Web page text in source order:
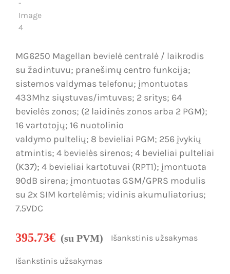
MG6250 Magellan bevielė centralė / laikrodis
su žadintuvu; pranešimų centro funkcija;
sistemos valdymas telefonu; įmontuotas
433Mhz siųstuvas/imtuvas; 2 sritys; 64
bevielės zonos; (2 laidinės zonos arba 2 PGM);
16 vartotojų; 16 nuotolinio
valdymo pultelių; 8 bevieliai PGM; 256 įvykių
atmintis; 4 bevielės sirenos; 4 bevieliai pulteliai
(K37); 4 bevieliai kartotuvai (RPT1); įmontuota
90dB sirena; įmontuotas GSM/GPRS modulis
su 2x SIM kortelėmis; vidinis akumuliatorius;
7.5VDC
395.73€ (su PVM) Išankstinis užsakymas
Išankstinis užsakymas